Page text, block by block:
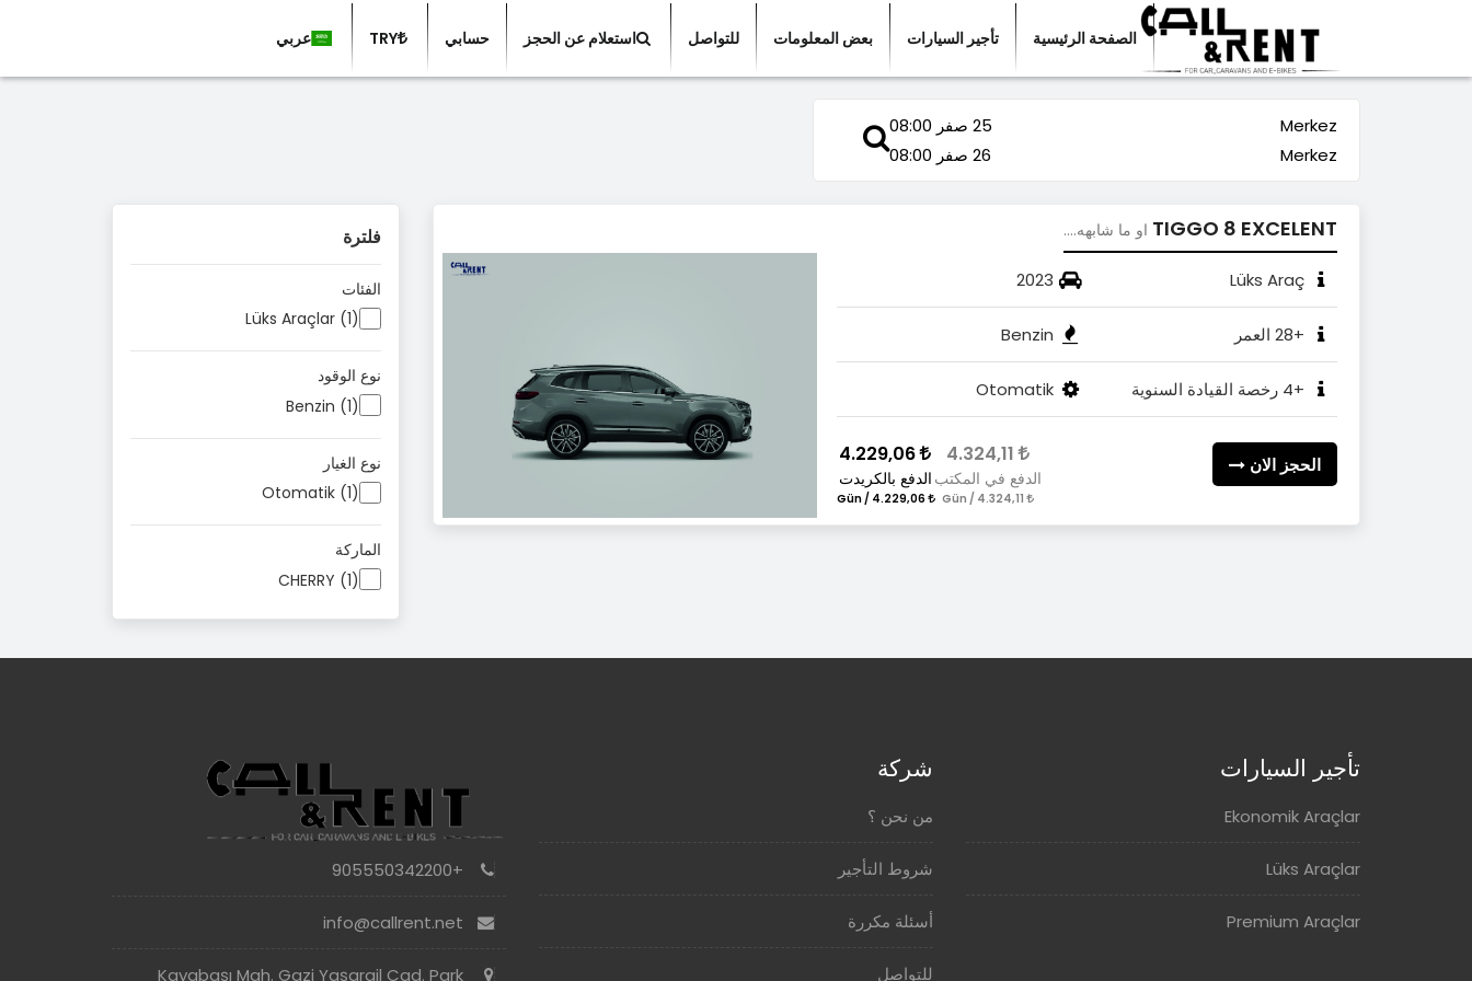
الصفحة الرئيسية تأجير السيارات بعض المعلومات للتواصل استعلام عن الحجز حسابي TRY عربي
Merkez
25 صفر 08:00
Merkez
26 صفر 08:00
فلترة
الفئات
Lüks Araçlar (1)
نوع الوقود
Benzin (1)
نوع الغيار
Otomatik (1)
الماركة
CHERRY (1)
TIGGO 8 EXCELENT او ما شابهه....
2023 Lüks Araç
Benzin +28 العمر
Otomatik +4 رخصة القيادة السنوية
4.324,11
الدفع في المكتب
4.324,11 / Gün
4.229,06
الدفع بالكريدت
4.229,06 / Gün
الحجز الان
+905550342200
Kayabaşı Mah. Gazi Yaşargil Cad. Park
شركة
من نحن ؟
شروط التأجير
أسئلة مكررة
للتواصل
تأجير السيارات
Ekonomik Araçlar
Lüks Araçlar
Premium Araçlar